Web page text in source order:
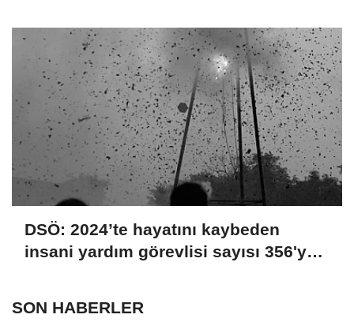
DSÖ: 2024’te hayatını kaybeden
insani yardım görevlisi sayısı 356'ya
SON HABERLER